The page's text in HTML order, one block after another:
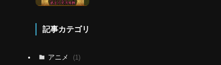
記事カテゴリ
アニメ (1)